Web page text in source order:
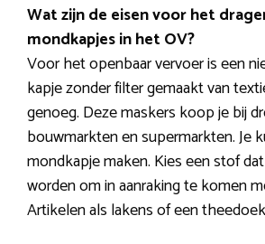
Wat zijn de eisen voor het
mondkapjes in het OV?
Voor het openbaar vervoer is een
kapje zonder filter gemaakt van
genoeg. Deze maskers koop je bij
bouwmarkten en supermarkten. Je
mondkapje maken. Kies een stof
worden om in aanraking te komen
Artikelen als lakens of een